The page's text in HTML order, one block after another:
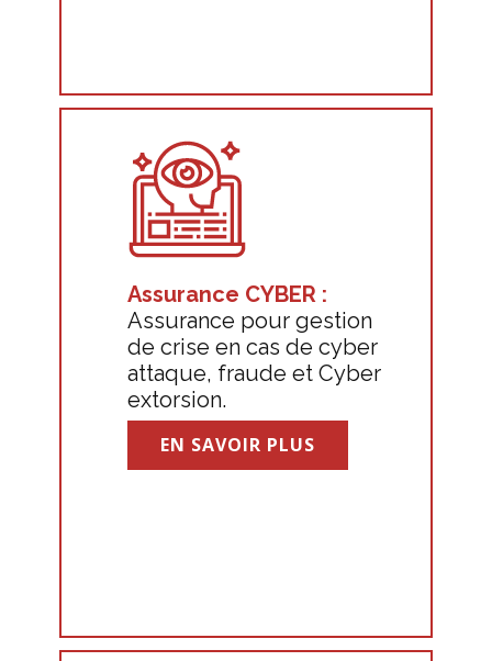
Assurance CYBER :
Assurance pour gestion
de crise en cas de cyber
attaque, fraude et Cyber
extorsion.
EN SAVOIR PLUS